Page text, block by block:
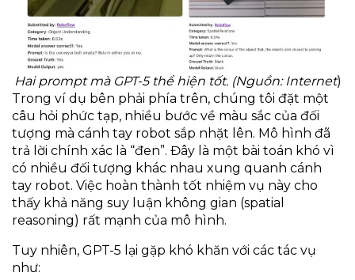
Hai prompt mà GPT-5 thể hiện tốt. (Nguồn: Internet)
Trong ví dụ bên phải phía trên, chúng tôi đặt một
câu hỏi phức tạp, nhiều bước về màu sắc của đối
tượng mà cánh tay robot sắp nhặt lên. Mô hình đã
trả lời chính xác là “đen”. Đây là một bài toán khó vì
có nhiều đối tượng khác nhau xung quanh cánh
tay robot. Việc hoàn thành tốt nhiệm vụ này cho
thấy khả năng suy luận không gian (spatial
reasoning) rất mạnh của mô hình.
Tuy nhiên, GPT-5 lại gặp khó khăn với các tác vụ
như: